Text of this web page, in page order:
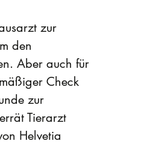
zur
den
Aber auch für
Check
zur
Tierarzt
Helvetia